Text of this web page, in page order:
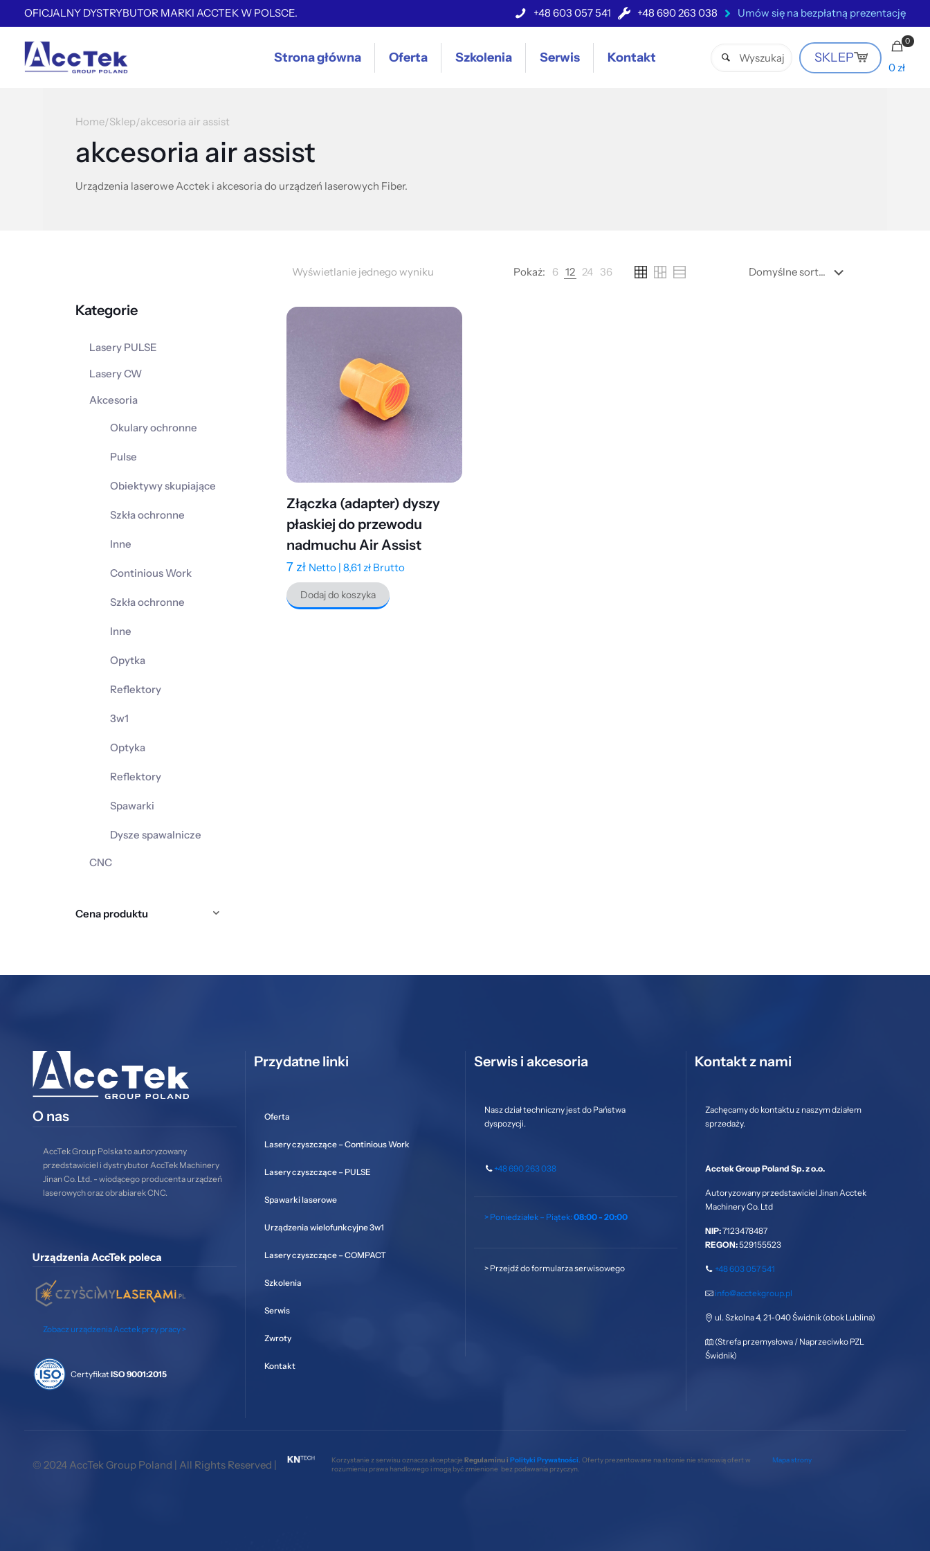
OFICJALNY DYSTRYBUTOR MARKI ACCTEK W POLSCE. +48 603 057 541 +48 690 263 038 Umów się na bezpłatną prezentację
Strona główna Oferta Szkolenia Serwis Kontakt SKLEP
0
0 zł
Home/Sklep/akcesoria air assist
akcesoria air assist
Urządzenia laserowe Acctek i akcesoria do urządzeń laserowych Fiber.
Kategorie
Lasery PULSE
Lasery CW
Akcesoria
Okulary ochronne
Pulse
Obiektywy skupiające
Szkła ochronne
Inne
Continious Work
Szkła ochronne
Inne
Opytka
Reflektory
3w1
Optyka
Reflektory
Spawarki
Dysze spawalnicze
CNC
Cena produktu
Wyświetlanie jednego wyniku Pokaż: 6 12 24 36
Złączka (adapter) dyszy
płaskiej do przewodu
nadmuchu Air Assist
7 zł Netto | 8,61 zł Brutto
Dodaj do koszyka
O nas
AccTek Group Polska to autoryzowany
przedstawiciel i dystrybutor AccTek Machinery
Jinan Co. Ltd. - wiodącego producenta urządzeń
laserowych oraz obrabiarek CNC.
Urządzenia AccTek poleca
Zobacz urządzenia Acctek przy pracy >
CertyfikatISO 9001:2015
Przydatne linki
Oferta
Lasery czyszczące – Continious Work
Lasery czyszczące – PULSE
Spawarki laserowe
Urządzenia wielofunkcyjne 3w1
Lasery czyszczące – COMPACT
Szkolenia
Serwis
Zwroty
Kontakt
Serwis i akcesoria
Nasz dział techniczny jest do Państwa
dyspozycji.
+48 690 263 038
> Poniedziałek – Piątek: 08:00 - 20:00
> Przejdź do formularza serwisowego
Kontakt z nami
Zachęcamy do kontaktu z naszym działem
sprzedaży.
Acctek Group Poland Sp. z o.o.
Autoryzowany przedstawiciel Jinan Acctek
Machinery Co. Ltd
NIP:7123478487
REGON:529155523
+48 603 057 541
info@acctekgroup.pl
ul. Szkolna 4, 21-040 Świdnik (obok Lublina)
(Strefa przemysłowa / Naprzeciwko PZL
Świdnik)
© 2024 AccTek Group Poland | All Rights Reserved | Korzystanie z serwisu oznacza akceptacje Regulaminu i Polityki Prywatności. Oferty prezentowane na stronie nie stanowią ofert w
rozumieniu prawa handlowego i mogą być zmienione bez podawania przyczyn.
Mapa strony